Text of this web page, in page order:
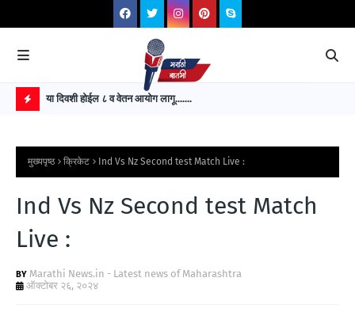
O
S
या दिवशी होईल ८ व वेतन आयोग लागू.......
मुख्यपृष्ठ क्रिकेट Ind Vs Nz Second test Match Live :
Ind Vs Nz Second test Match
Live :
Marathi News.in - Latest news of Maharashtra
ऑक्टोबर २६, २०२४